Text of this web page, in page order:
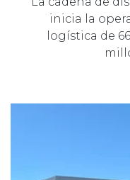
inicia la
logística de